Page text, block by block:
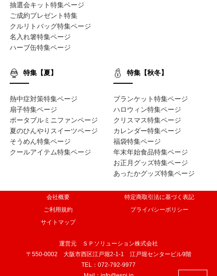
抽選会キット特集ページ
ご成約プレゼント特集
クルリトバッグ特集ページ
名入れ箸特集ページ
ハーブ缶特集ページ
特集【夏】
熱中症対策特集ページ
扇子特集ページ
ポータブルミニファンページ
夏のひんやりスイーツページ
そうめん特集ページ
クールアイテム特集ページ
特集【秋冬】
ブランケット特集ページ
ハロウィン特集ページ
クリスマス特集ページ
カレンダー特集ページ
福袋特集ページ
年末年始食品特集ページ
お正月グッズ特集ページ
あったかグッズ特集ページ
会社概要
特定商取引法に基づく表記
ご利用規約
プライバシーポリシー
サイトマップ
運営元 ＳＰソリューション株式会社
〒550-0002 大阪市西区江戸堀2-1-1 江戸堀センタービル9階
TEL：072-792-9977